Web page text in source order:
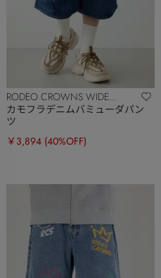
RODEO CROWNS WIDE
BOWL
カモフラデニムバミューダパン
ツ
￥3,894 (40%OFF)